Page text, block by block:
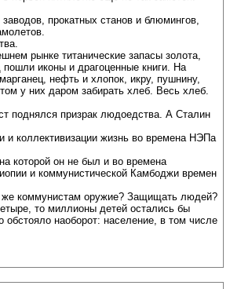
прокатных станов и блюмингов,
рынке титанические запасы золота,
иконы и драгоценные книги. На
нефть и хлопок, икру, пушнину,
у них даром забирать хлеб. Весь хлеб.
поднялся призрак людоедства. А Сталин
и коллективизации жизнь во времена НЭПа
которой он не был и во времена
и коммунистической Камбоджи времен
же коммунистам оружие? Защищать людей?
то миллионы детей остались бы
наоборот: население, в том числе